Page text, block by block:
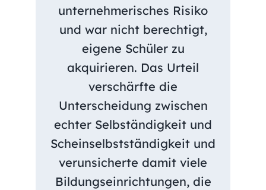
unternehmerisches Risiko
und war nicht berechtigt,
eigene Schüler zu
akquirieren. Das Urteil
verschärfte die
Unterscheidung zwischen
echter Selbständigkeit und
Scheinselbstständigkeit und
verunsicherte damit viele
Bildungseinrichtungen, die